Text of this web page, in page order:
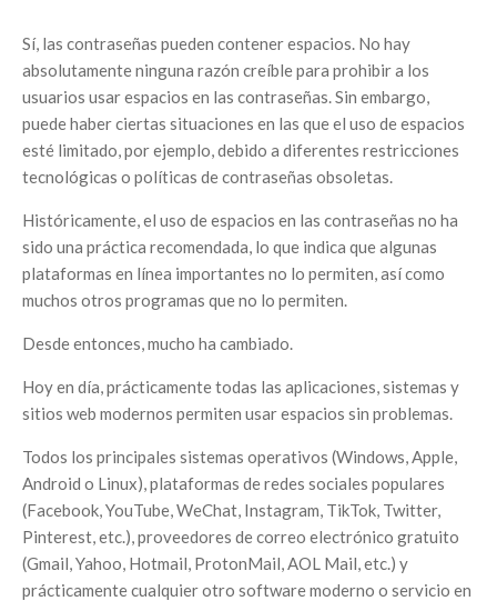
Sí, las contraseñas pueden contener espacios. No hay
absolutamente ninguna razón creíble para prohibir a los
usuarios usar espacios en las contraseñas. Sin embargo,
puede haber ciertas situaciones en las que el uso de espacios
esté limitado, por ejemplo, debido a diferentes restricciones
tecnológicas o políticas de contraseñas obsoletas.
Históricamente, el uso de espacios en las contraseñas no ha
sido una práctica recomendada, lo que indica que algunas
plataformas en línea importantes no lo permiten, así como
muchos otros programas que no lo permiten.
Desde entonces, mucho ha cambiado.
Hoy en día, prácticamente todas las aplicaciones, sistemas y
sitios web modernos permiten usar espacios sin problemas.
Todos los principales sistemas operativos (Windows, Apple,
Android o Linux), plataformas de redes sociales populares
(Facebook, YouTube, WeChat, Instagram, TikTok, Twitter,
Pinterest, etc.), proveedores de correo electrónico gratuito
(Gmail, Yahoo, Hotmail, ProtonMail, AOL Mail, etc.) y
prácticamente cualquier otro software moderno o servicio en